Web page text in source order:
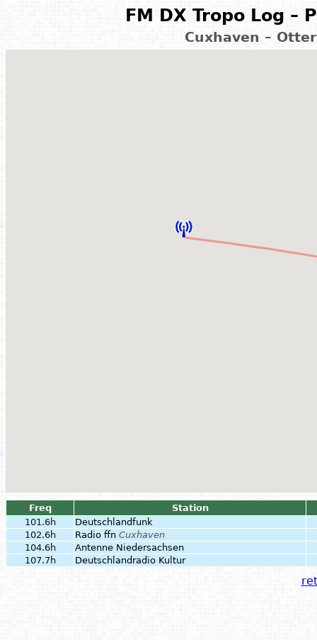
FM DX Tropo Log –
Cuxhaven –
Freq
Station
101.6h
Deutschlandfunk
102.6h
Radio ffn Cuxhaven
104.6h
Antenne Niedersachsen
107.7h
Deutschlandradio Kultur